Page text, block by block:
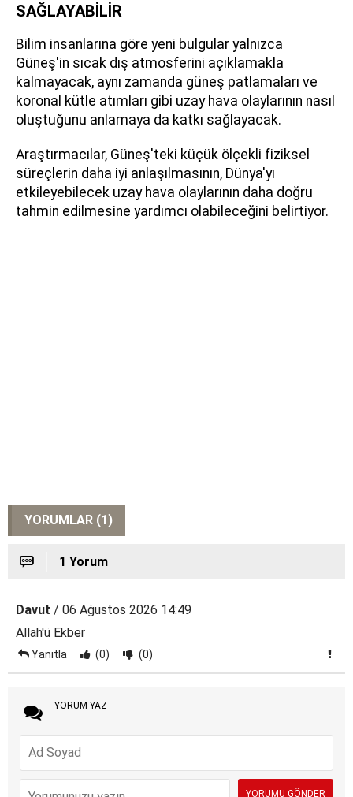
SAĞLAYABİLİR
Bilim insanlarına göre yeni bulgular yalnızca
Güneş'in sıcak dış atmosferini açıklamakla
kalmayacak, aynı zamanda güneş patlamaları ve
koronal kütle atımları gibi uzay hava olaylarının nasıl
oluştuğunu anlamaya da katkı sağlayacak.
Araştırmacılar, Güneş'teki küçük ölçekli fiziksel
süreçlerin daha iyi anlaşılmasının, Dünya'yı
etkileyebilecek uzay hava olaylarının daha doğru
tahmin edilmesine yardımcı olabileceğini belirtiyor.
YORUMLAR (1)
1 Yorum
Davut / 06 Ağustos 2026 14:49
Allah'ü Ekber
Yanıtla (0) (0)
YORUM YAZ